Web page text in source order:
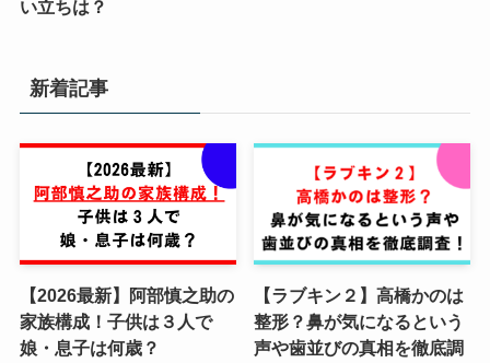
い立ちは？
新着記事
【2026最新】阿部慎之助の
家族構成！子供は３人で
娘・息子は何歳？
【ラブキン２】高橋かのは
整形？鼻が気になるという
声や歯並びの真相を徹底調